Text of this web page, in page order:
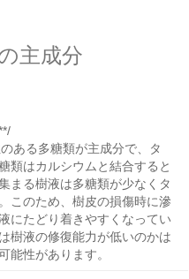
主成分
ある多糖類が主成分で、タ
類はカルシウムと結合すると
まる樹液は多糖類が少なくタ
このため、樹皮の損傷時に滲
にたどり着きやすくなってい
樹液の修復能力が低いのかは
能性があります。